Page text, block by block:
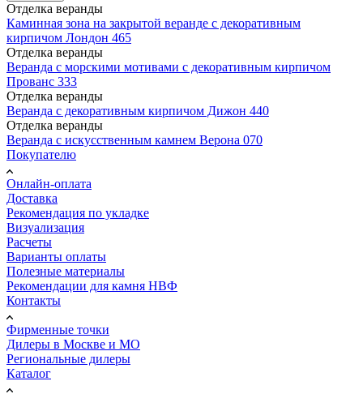
Отделка веранды
Каминная зона на закрытой веранде с декоративным
кирпичом Лондон 465
Отделка веранды
Веранда с морскими мотивами с декоративным кирпичом
Прованс 333
Отделка веранды
Веранда с декоративным кирпичом Дижон 440
Отделка веранды
Веранда с искусственным камнем Верона 070
Покупателю
Онлайн-оплата
Доставка
Рекомендация по укладке
Визуализация
Расчеты
Варианты оплаты
Полезные материалы
Рекомендации для камня НВФ
Контакты
Фирменные точки
Дилеры в Москве и МО
Региональные дилеры
Каталог